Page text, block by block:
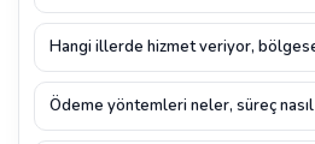
Hangi illerde hizmet veriyor,
Ödeme yöntemleri neler, süreç